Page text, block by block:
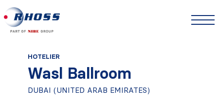
HOTELIER
Wasl Ballroom
DUBAI (UNITED ARAB EMIRATES)